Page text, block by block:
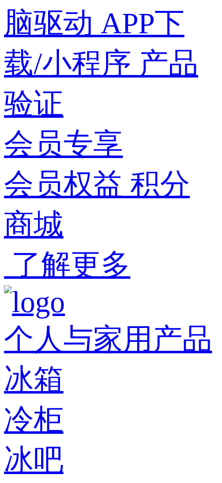
脑驱动 APP下
载/小程序 产品
验证
会员专享
会员权益 积分
商城
了解更多
个人与家用产品
冰箱
冷柜
冰吧